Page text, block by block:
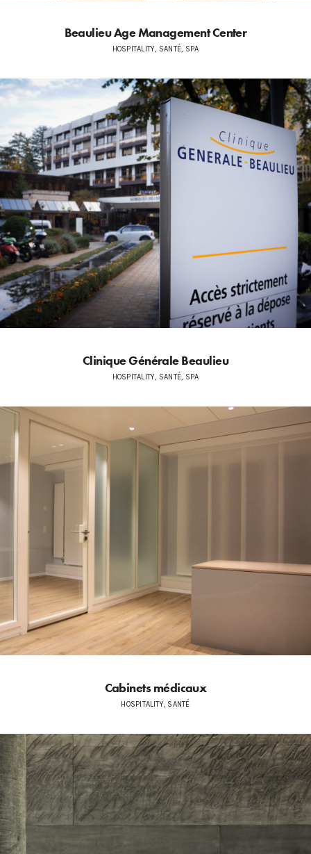
Beaulieu Age Management Center
HOSPITALITY, SANTÉ, SPA
Clinique Générale Beaulieu
HOSPITALITY, SANTÉ, SPA
Cabinets médicaux
HOSPITALITY, SANTÉ